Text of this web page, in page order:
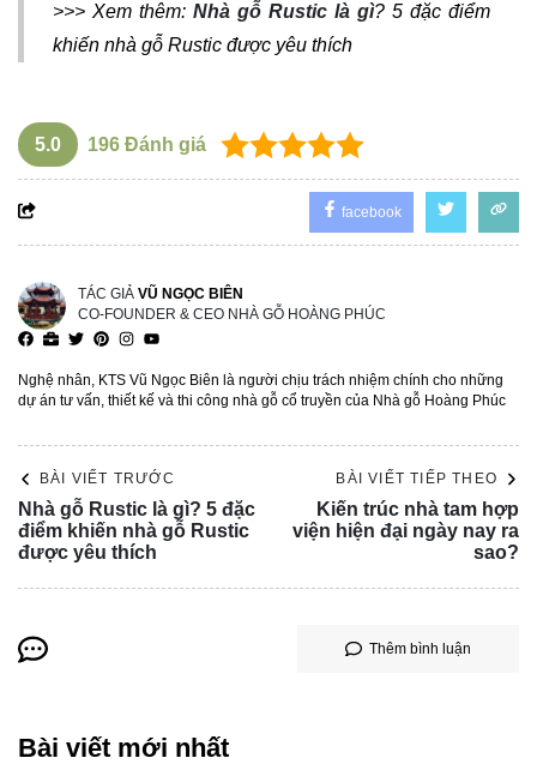
>>> Xem thêm: Nhà gỗ Rustic là gì? 5 đặc điểm
khiến nhà gỗ Rustic được yêu thích
5.0 196 Đánh giá
facebook
TÁC GIẢ VŨ NGỌC BIÊN
CO-FOUNDER & CEO NHÀ GỖ HOÀNG PHÚC
Nghệ nhân, KTS Vũ Ngọc Biên là người chịu trách nhiệm chính cho những
dự án tư vấn, thiết kế và thi công nhà gỗ cổ truyền của Nhà gỗ Hoàng Phúc
BÀI VIẾT TRƯỚC
Nhà gỗ Rustic là gì? 5 đặc
điểm khiến nhà gỗ Rustic
được yêu thích
BÀI VIẾT TIẾP THEO
Kiến trúc nhà tam hợp
viện hiện đại ngày nay ra
sao?
Thêm bình luận
Bài viết mới nhất